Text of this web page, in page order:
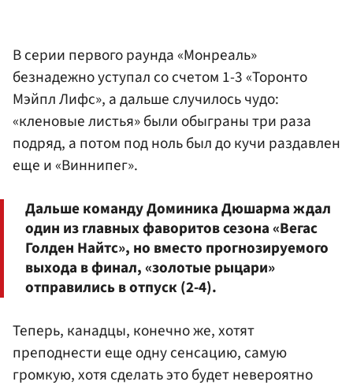
В серии первого раунда «Монреаль»
безнадежно уступал со счетом 1-3 «Торонто
Мэйпл Лифс», а дальше случилось чудо:
«кленовые листья» были обыграны три раза
подряд, а потом под ноль был до кучи раздавлен
еще и «Виннипег».
Дальше команду Доминика Дюшарма ждал
один из главных фаворитов сезона «Вегас
Голден Найтс», но вместо прогнозируемого
выхода в финал, «золотые рыцари»
отправились в отпуск (2-4).
Теперь, канадцы, конечно же, хотят
преподнести еще одну сенсацию, самую
громкую, хотя сделать это будет невероятно